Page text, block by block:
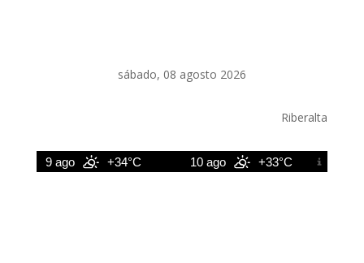
sábado, 08 agosto 2026
Riberalta
9 ago +34°C 10 ago +33°C